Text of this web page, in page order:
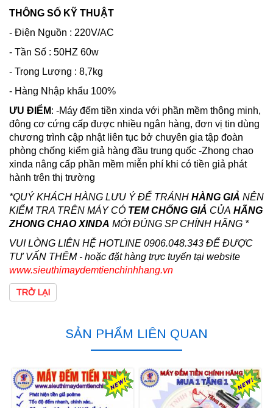
THÔNG SỐ KỸ THUẬT
- Điện Nguồn : 220V/AC
- Tần Số : 50HZ 60w
- Trọng Lượng : 8,7kg
- Hàng Nhập khẩu 100%
ƯU ĐIỂM: -Máy đếm tiền xinda với phần mềm thông minh,
đông cơ cứng cấp được nhiều ngân hàng, đơn vị tin dùng
chương trình cập nhật liên tục bở chuyên gia tập đoàn
phòng chống kiểm giả hàng đầu trung quốc -Zhong chao
xinda nâng cấp phần mềm miễn phí khi có tiền giả phát
hành trên thị trường
*QUÝ KHÁCH HÀNG LƯU Ý ĐỂ TRÁNH HÀNG GIẢ NÊN
KIỂM TRA TRÊN MÁY CÓ TEM CHỐNG GIẢ CỦA HÃNG
ZHONG CHAO XINDA MỚI ĐÚNG SP CHÍNH HÃNG *
VUI LÒNG LIÊN HỆ HOTLINE 0906.048.343 ĐỂ ĐƯỢC
TƯ VẤN THÊM - hoặc đặt hàng trực tuyến tại website
www.sieuthimaydemtienchinhhang.vn
TRỞ LẠI
SẢN PHẨM LIÊN QUAN